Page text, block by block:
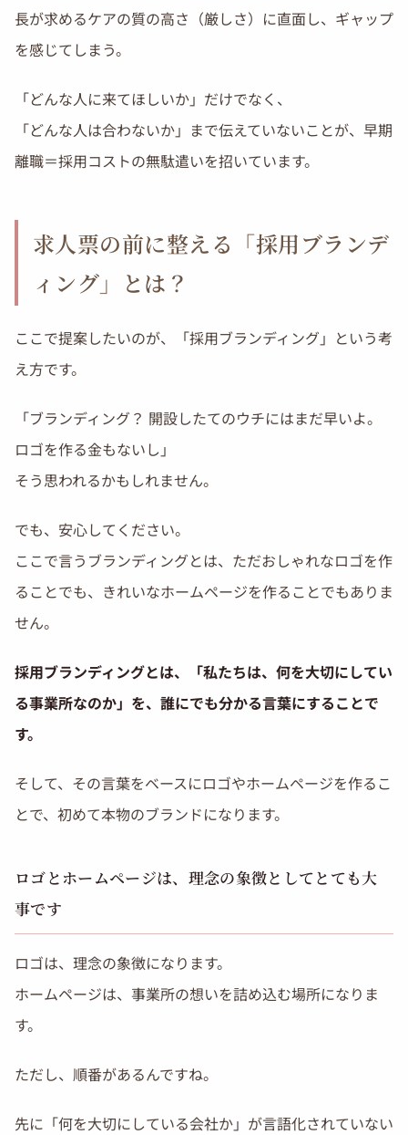
長が求めるケアの質の高さ（厳しさ）に直面し、ギャップ
を感じてしまう。
「どんな人に来てほしいか」だけでなく、
「どんな人は合わないか」まで伝えていないことが、早期
離職＝採用コストの無駄遣いを招いています。
求人票の前に整える「採用ブランデ
ィング」とは？
ここで提案したいのが、「採用ブランディング」という考
え方です。
「ブランディング？ 開設したてのウチにはまだ早いよ。
ロゴを作る金もないし」
そう思われるかもしれません。
でも、安心してください。
ここで言うブランディングとは、ただおしゃれなロゴを作
ることでも、きれいなホームページを作ることでもありま
せん。
採用ブランディングとは、「私たちは、何を大切にしてい
る事業所なのか」を、誰にでも分かる言葉にすることで
す。
そして、その言葉をベースにロゴやホームページを作るこ
とで、初めて本物のブランドになります。
ロゴとホームページは、理念の象徴としてとても大
事です
ロゴは、理念の象徴になります。
ホームページは、事業所の想いを詰め込む場所になりま
す。
ただし、順番があるんですね。
先に「何を大切にしている会社か」が言語化されていない